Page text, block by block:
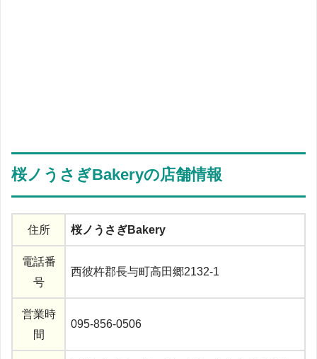
桜ノうさぎBakeryの店舗情報
住所 桜ノうさぎBakery
電話番
号
西彼杵郡長与町高田郷2132-1
営業時
間
095-856-0506